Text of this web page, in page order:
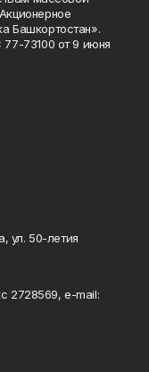
Башкортостан».
73100 от 9 июня
ул. 50-летия
2728569, e-mail: